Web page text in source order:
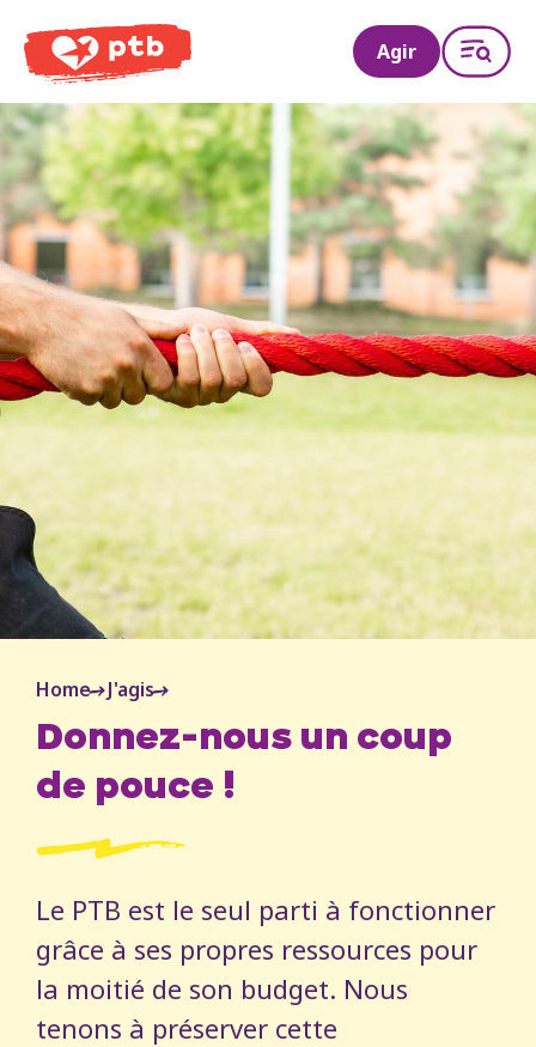
PTB
Agir
Home J'agis
Donnez-nous un coup
de pouce !
Le PTB est le seul parti à fonctionner
grâce à ses propres ressources pour
la moitié de son budget. Nous
tenons à préserver cette